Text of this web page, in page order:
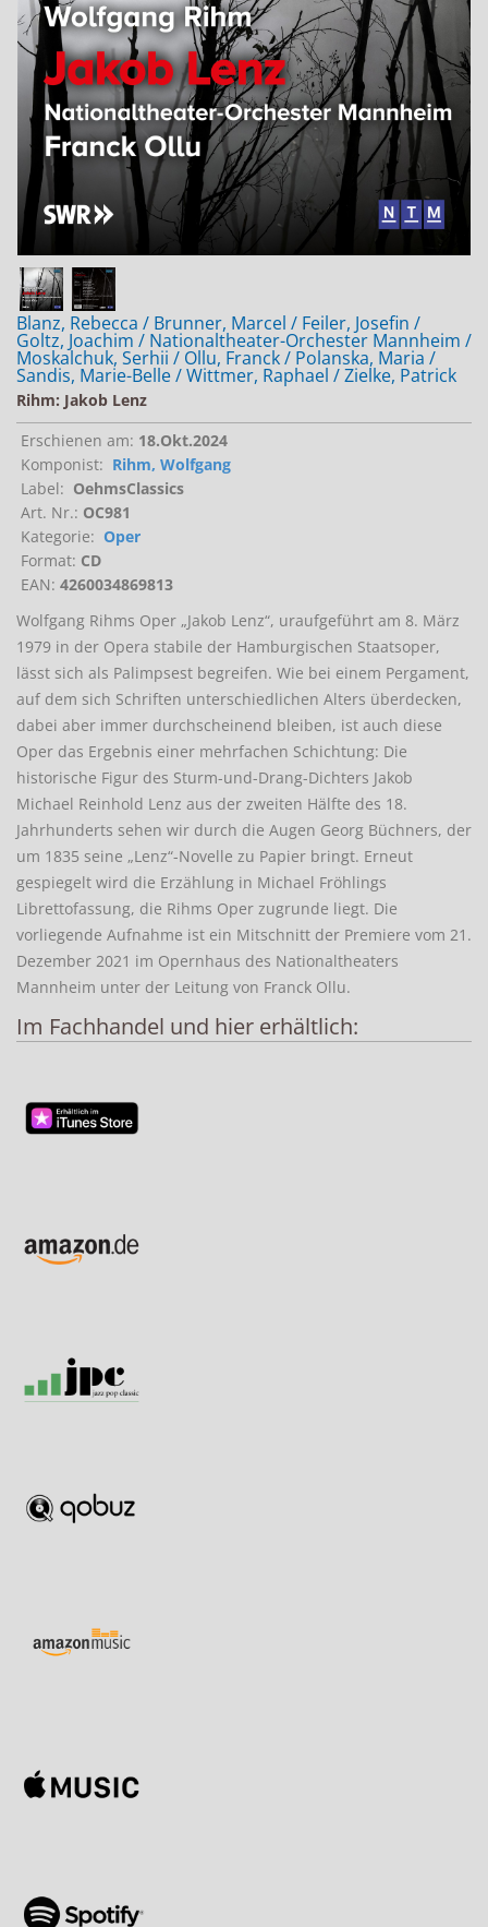
Jobs bei Naxos
Naxos Deutschland Blog
Naxos weltweit
Blanz, Rebecca / Brunner, Marcel / Feiler, Josefin /
Goltz, Joachim / Nationaltheater-Orchester Mannheim /
Moskalchuk, Serhii / Ollu, Franck / Polanska, Maria /
Sandis, Marie-Belle / Wittmer, Raphael / Zielke, Patrick
Rihm: Jakob Lenz
Erschienen am: 18.Okt.2024
Komponist: Rihm, Wolfgang
Label: OehmsClassics
Art. Nr.: OC981
Kategorie: Oper
Format: CD
EAN: 4260034869813
Wolfgang Rihms Oper „Jakob Lenz“, uraufgeführt am 8. März
1979 in der Opera stabile der Hamburgischen Staatsoper,
lässt sich als Palimpsest begreifen. Wie bei einem Pergament,
auf dem sich Schriften unterschiedlichen Alters überdecken,
dabei aber immer durchscheinend bleiben, ist auch diese
Oper das Ergebnis einer mehrfachen Schichtung: Die
historische Figur des Sturm-und-Drang-Dichters Jakob
Michael Reinhold Lenz aus der zweiten Hälfte des 18.
Jahrhunderts sehen wir durch die Augen Georg Büchners, der
um 1835 seine „Lenz“-Novelle zu Papier bringt. Erneut
gespiegelt wird die Erzählung in Michael Fröhlings
Librettofassung, die Rihms Oper zugrunde liegt. Die
vorliegende Aufnahme ist ein Mitschnitt der Premiere vom 21.
Dezember 2021 im Opernhaus des Nationaltheaters
Mannheim unter der Leitung von Franck Ollu.
Im Fachhandel und hier erhältlich: